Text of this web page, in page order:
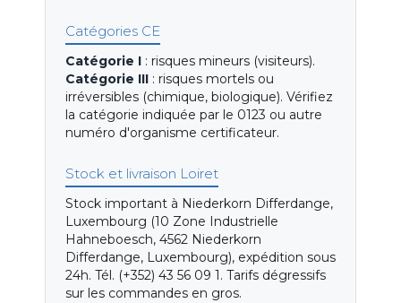
Catégories CE
Catégorie I : risques mineurs (visiteurs).
Catégorie III : risques mortels ou
irréversibles (chimique, biologique). Vérifiez
la catégorie indiquée par le 0123 ou autre
numéro d'organisme certificateur.
Stock et livraison Loiret
Stock important à Niederkorn Differdange,
Luxembourg (10 Zone Industrielle
Hahneboesch, 4562 Niederkorn
Differdange, Luxembourg), expédition sous
24h. Tél. (+352) 43 56 09 1. Tarifs dégressifs
sur les commandes en gros.